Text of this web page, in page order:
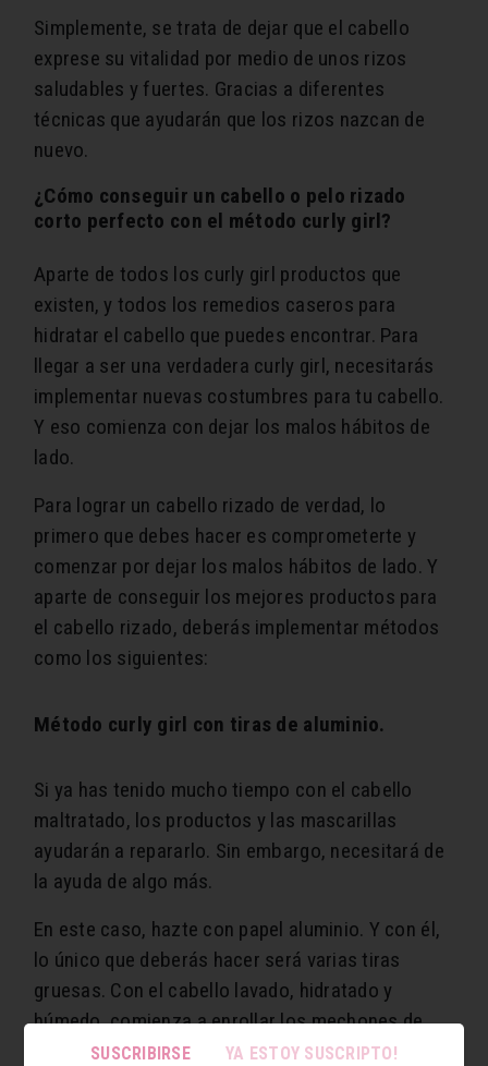
Simplemente, se trata de dejar que el cabello
exprese su vitalidad por medio de unos rizos
saludables y fuertes. Gracias a diferentes
técnicas que ayudarán que los rizos nazcan de
nuevo.
¿Cómo conseguir un cabello o pelo rizado
corto perfecto con el método curly girl?
Aparte de todos los curly girl productos que
existen, y todos los remedios caseros para
hidratar el cabello que puedes encontrar. Para
llegar a ser una verdadera curly girl, necesitarás
implementar nuevas costumbres para tu cabello.
Y eso comienza con dejar los malos hábitos de
lado.
Para lograr un cabello rizado de verdad, lo
primero que debes hacer es comprometerte y
comenzar por dejar los malos hábitos de lado. Y
aparte de conseguir los mejores productos para
el cabello rizado, deberás implementar métodos
como los siguientes:
Método curly girl con tiras de aluminio.
Si ya has tenido mucho tiempo con el cabello
maltratado, los productos y las mascarillas
ayudarán a repararlo. Sin embargo, necesitará de
la ayuda de algo más.
En este caso, hazte con papel aluminio. Y con él,
lo único que deberás hacer será varias tiras
gruesas. Con el cabello lavado, hidratado y
húmedo, comienza a enrollar los mechones de
cabello en las tiras de aluminio. Mientras más
SUSCRIBIRSE YA ESTOY SUSCRIPTO!